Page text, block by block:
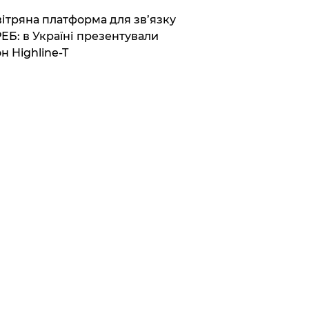
платформа для зв’язку
в Україні презентували
Highline-T